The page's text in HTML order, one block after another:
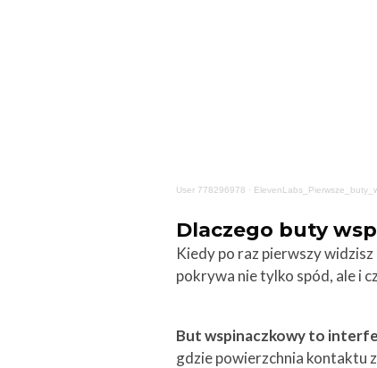
User 778296978 ·
Dlaczego buty
Kiedy po raz pierwszy widzisz
pokrywa nie tylko spód, ale i
But wspinaczkowy to
gdzie powierzchnia kontaktu